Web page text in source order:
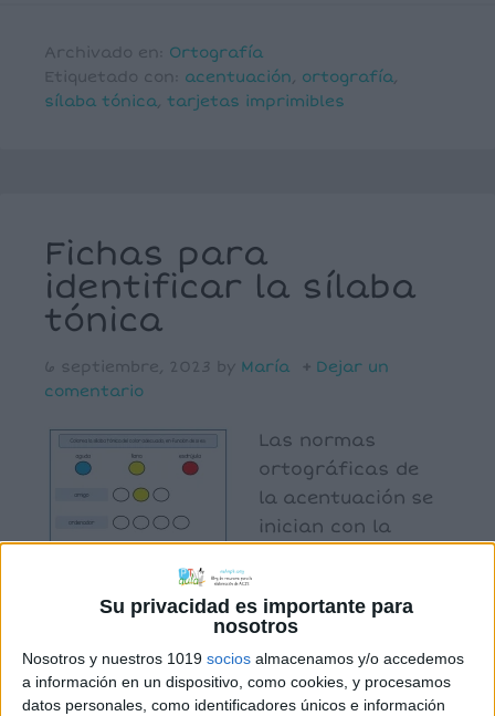
Su privacidad es importante para
nosotros
Nosotros y nuestros 1019 socios almacenamos y/o accedemos
a información en un dispositivo, como cookies, y procesamos
datos personales, como identificadores únicos e información
Archivado en: Ortografía
Etiquetado con: acentuación, ortografía,
sílaba tónica, tarjetas imprimibles
Fichas para
identificar la sílaba
tónica
6 septiembre, 2023 by María
Dejar un
comentario
Las normas
ortográficas de
la acentuación se
inician con la
aquella que se
mayor fuerza de
voz, y por lo tanto